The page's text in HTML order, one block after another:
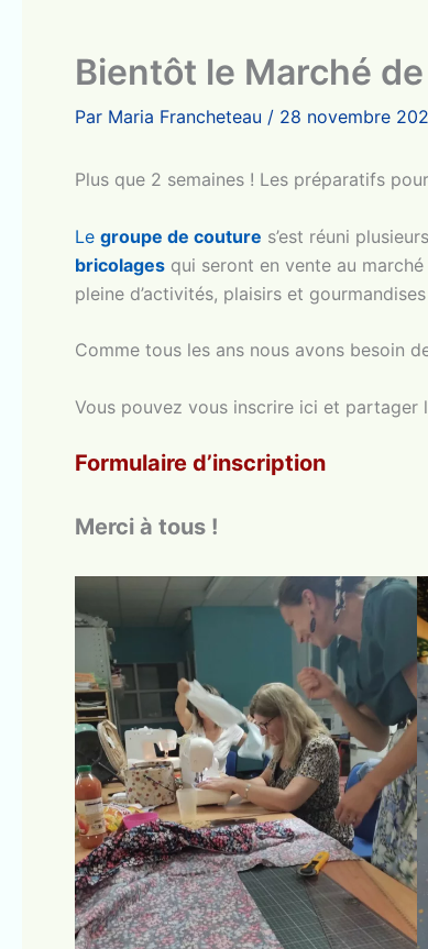
Bientôt le Marché
Par Maria Francheteau / 28 novembre
Plus que 2 semaines ! Les préparatifs
Le groupe de couture s’est réuni
bricolages qui seront en vente au
pleine d’activités, plaisirs et
Comme tous les ans nous avons besoin
Vous pouvez vous inscrire ici et
Formulaire d’inscription
Merci à tous !